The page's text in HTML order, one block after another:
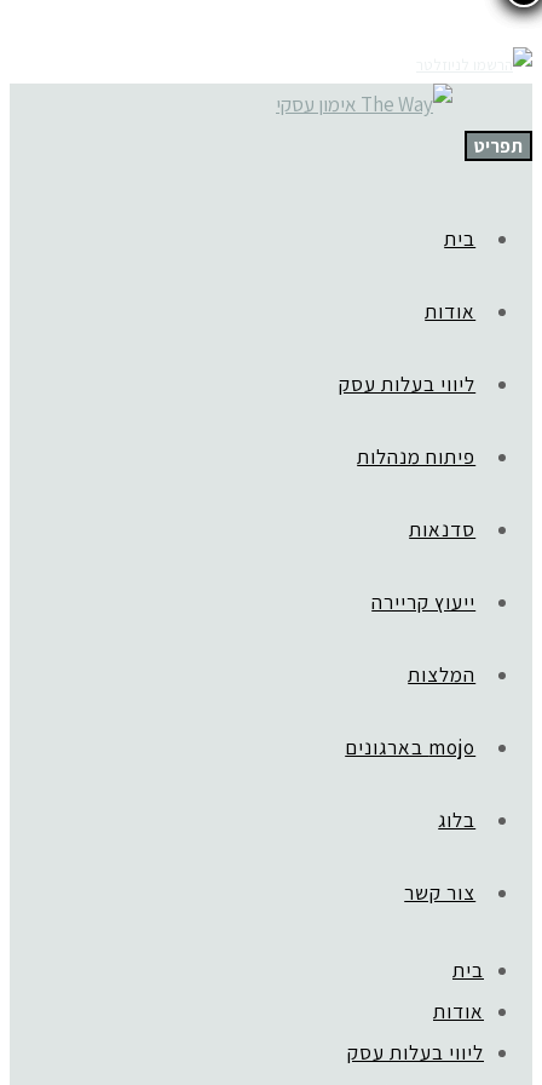
תפריט
בית
אודות
ליווי בעלות עסק
פיתוח מנהלות
סדנאות
ייעוץ קריירה
המלצות
mojo בארגונים
בלוג
צור קשר
בית
אודות
ליווי בעלות עסקlove